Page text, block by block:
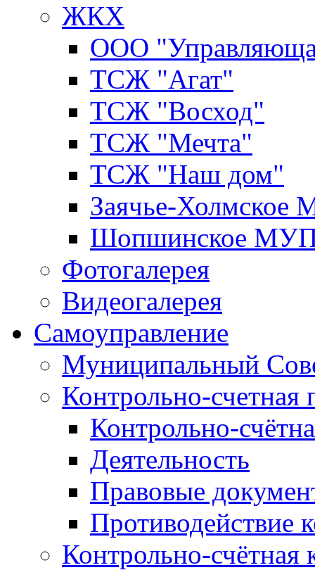
ЖКХ
ООО
ТСЖ "Агат"
ТСЖ "Восход"
ТСЖ "Мечта"
ТСЖ "Наш дом"
Заячье-
Шопшинское
Фотогалерея
Видеогалерея
Самоуправление
Муниципальный
Контрольно-счетная
Контрольно-
Деятельность
Правовые
Противодействие
Контрольно-счётная